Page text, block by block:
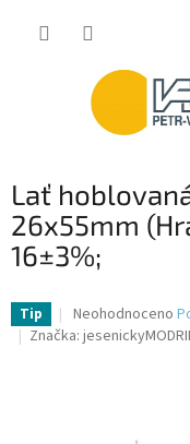
Lať
26x55mm
16±3%;
Tip
Průměrné
hodnocení
Neohodnoceno
Značka: